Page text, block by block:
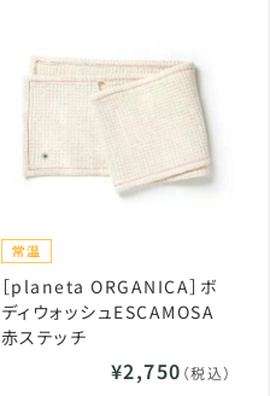
［planeta ORGANICA］ボ
ディウォッシュESCAMOSA
赤ステッチ
¥2,750 （税込）